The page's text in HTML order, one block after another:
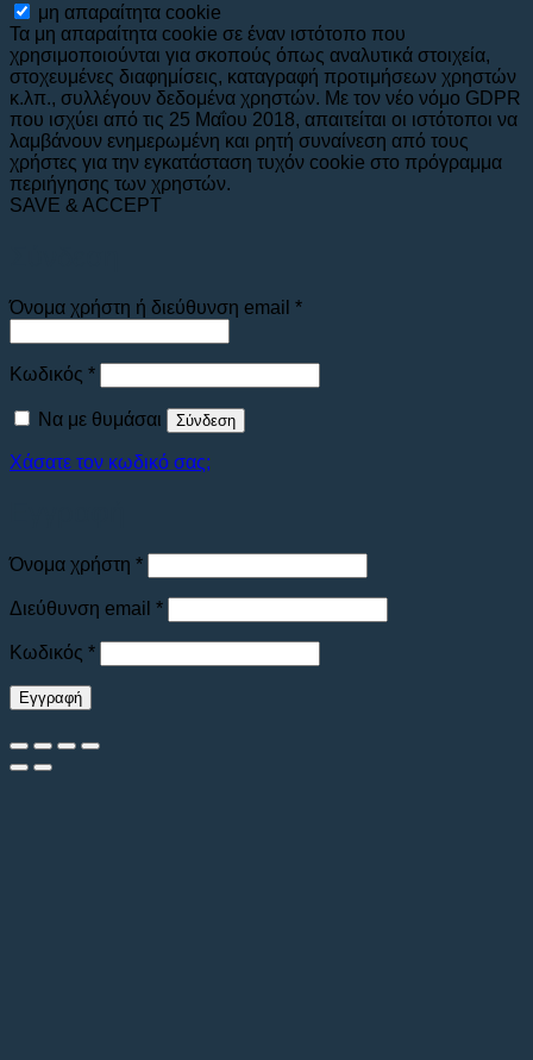
μη απαραίτητα cookie
Τα μη απαραίτητα cookie σε έναν ιστότοπο που
χρησιμοποιούνται για σκοπούς όπως αναλυτικά στοιχεία,
στοχευμένες διαφημίσεις, καταγραφή προτιμήσεων χρηστών
κ.λπ., συλλέγουν δεδομένα χρηστών. Με τον νέο νόμο GDPR
που ισχύει από τις 25 Μαΐου 2018, απαιτείται οι ιστότοποι να
λαμβάνουν ενημερωμένη και ρητή συναίνεση από τους
χρήστες για την εγκατάσταση τυχόν cookie στο πρόγραμμα
περιήγησης των χρηστών.
SAVE & ACCEPT
Όνομα χρήστη ή διεύθυνση email *Απαιτείται
Κωδικός *Απαιτείται
Να με θυμάσαι Σύνδεση
Χάσατε τον κωδικό σας;
Όνομα χρήστη *Απαιτείται
Διεύθυνση email *Απαιτείται
Κωδικός *Απαιτείται
Εγγραφή